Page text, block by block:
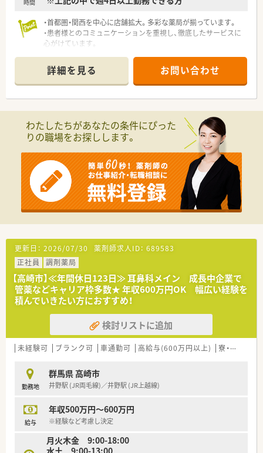
時間
・首都圏・関西を中心に店舗拡大。多彩な薬局が揃っています。
・患者様とのコミュニケーションを重視し、徹底したサービスに
心がけています。
す。
・「育児・介護休業制度」に加えて、「育児・介護短時間勤務制度」も
あります。
・大手薬局ですので、教育・研修制度など福利厚生も充実していま
詳細を見る お問い合わせ
わたしたちがあなたの条件にぴった
りの職場をお探しします。
更新日： 2026/07/30 薬剤師求人ID： 689583
正社員
調剤薬局
【高崎市】≪年間休日123日≫ 耳鼻科メイン 成長中企業で
管薬などキャリア枠多数★ 年収600万円OK 幅広い経験を
積んでいきたい方におすすめ！
検討リストに追加
未経験可 ブランク可 車通勤可 高給与(600万円以上) 寮・借上社宅あり
勤務地
群馬県 高崎市
井野駅 (JR両毛線)／井野駅 (JR上越線)
給与
年収500万円～600万円
※経験など考慮し決定
月火木金 9:00-18:00
水土 9:00-13:00